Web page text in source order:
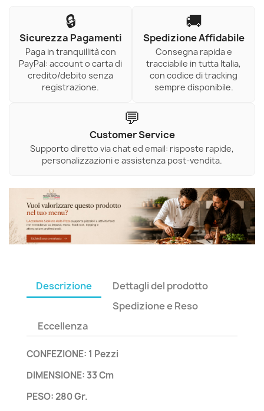
🔒
Sicurezza Pagamenti
Paga in tranquillità con
PayPal: account o carta di
credito/debito senza
registrazione.
🚚
Spedizione Affidabile
Consegna rapida e
tracciabile in tutta Italia,
con codice di tracking
sempre disponibile.
💬
Customer Service
Supporto diretto via chat ed email: risposte rapide,
personalizzazioni e assistenza post-vendita.
Descrizione
Dettagli del prodotto
Spedizione e Reso
Eccellenza
CONFEZIONE: 1 Pezzi
DIMENSIONE: 33 Cm
PESO: 280 Gr.